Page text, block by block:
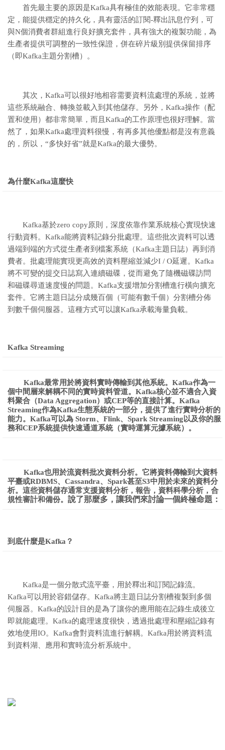
首先最主要的原因是Kafka具有極佳的效能表現。它非常穩
定，能提供穩定的持久化，具有靈活的訂閱-釋出訊息佇列，可
與N個消費者群組進行良好擴充套件，具有強大的複製功能，為
生產者提供可調整的一致性保證，併在碎片級別提供保留排序
（即Kafka主題分割槽）。
其次，Kafka可以很好地相容需要資料流處理的系統，並將
這些系統融合、轉換並載入到其他儲存。另外，Kafka操作（配
置和使用）都非常簡單，而且Kafka的工作原理也很好理解。當
然了，如果Kafka處理資料很慢，有再多其他優點都是沒有意義
的，所以，“多快好省”就是Kafka的最大優勢。
為什麼Kafka這麼快
Kafka基於zero copy原則，深度依靠作業系統核心實現快速
行動資料。Kafka能將資料記錄分批處理。這些批次資料可以透
過端到端的方式從生產者到檔案系統（Kafka主題日誌）再到消
費者。批處理能實現更高效的資料壓縮並減少I / O延遲。Kafka
將不可變的提交日誌寫入連續磁碟，從而避免了隨機磁碟訪問
和磁碟尋道速度慢的問題。Kafka支援增加分割槽進行橫向擴充
套件。它將主題日誌分成幾百個（可能有數千個）分割槽分佈
到數千個伺服器。這種方式可以讓Kafka承載海量負載。
Kafka Streaming
Kafka最常用於將資料實時傳輸到其他系統。Kafka作為一
個中間層來解耦不同的實時資料管道。Kafka核心並不適合入資
料聚合（Data Aggregation）或CEP等的直接計算。Kafka
Streaming作為Kafka生態系統的一部分，提供了進行實時分析的
能力。Kafka可以為 Storm、Flink、Spark Streaming以及你的服
務和CEP系統提供快速通道系統（實時運算元據系統）。
Kafka也用於流資料批次資料分析。它將資料傳輸到大資料
平臺或RDBMS、Cassandra、Spark甚至S3中用於未來的資料分
析。這些資料儲存通常支援資料分析，報告，資料科學分析，合
規性審計和備份。 說了那麼多，讓我們來討論一個終極命題：
到底什麼是Kafka？
Kafka是一個分散式流平臺，用於釋出和訂閱記錄流。
Kafka可以用於容錯儲存。Kafka將主題日誌分割槽複製到多個
伺服器。Kafka的設計目的是為了讓你的應用能在記錄生成後立
即就能處理。Kafka的處理速度很快，透過批處理和壓縮記錄有
效地使用IO。Kafka會對資料流進行解耦。Kafka用於將資料流
到資料湖、應用和實時流分析系統中。